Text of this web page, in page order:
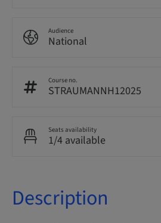
Audience
National
Course no.
STRAUMANNH12025
Seats availability
1/4 available
Description